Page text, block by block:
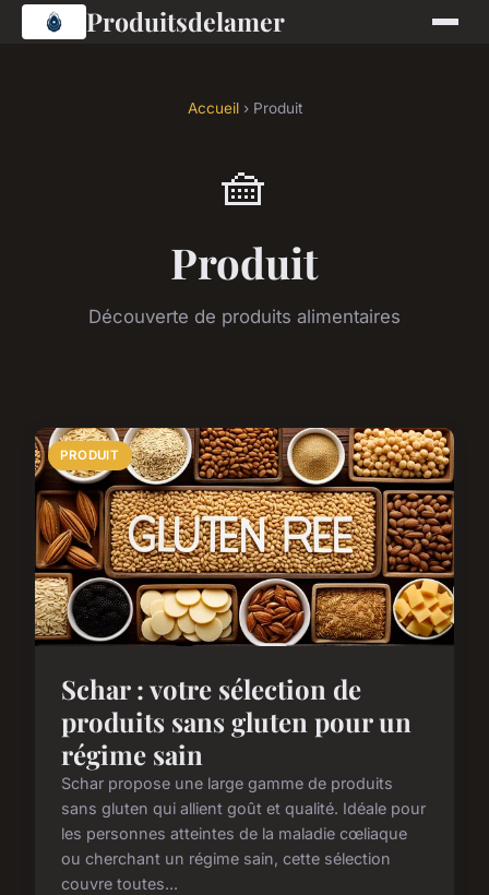
Produitsdelamer
Accueil› Produit
🧺
Produit
Découverte de produits alimentaires
PRODUIT
Schar : votre sélection de
produits sans gluten pour un
régime sain
Schar propose une large gamme de produits
sans gluten qui allient goût et qualité. Idéale pour
les personnes atteintes de la maladie cœliaque
ou cherchant un régime sain, cette sélection
couvre toutes...